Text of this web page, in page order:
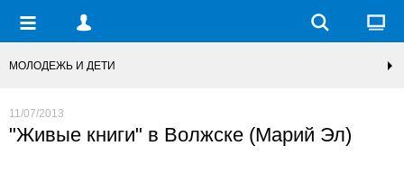
МОЛОДЕЖЬ И ДЕТИ
11/07/2013
"Живые книги" в Волжске (Марий Эл)